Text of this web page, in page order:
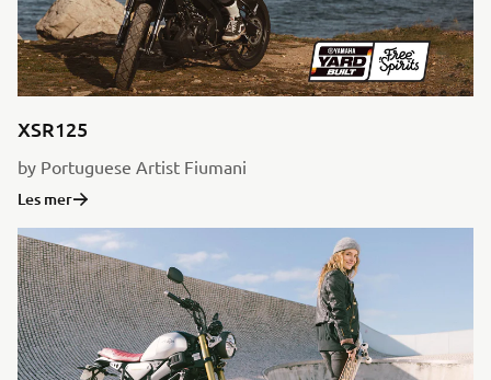
XSR125
by Portuguese Artist Fiumani
Les mer